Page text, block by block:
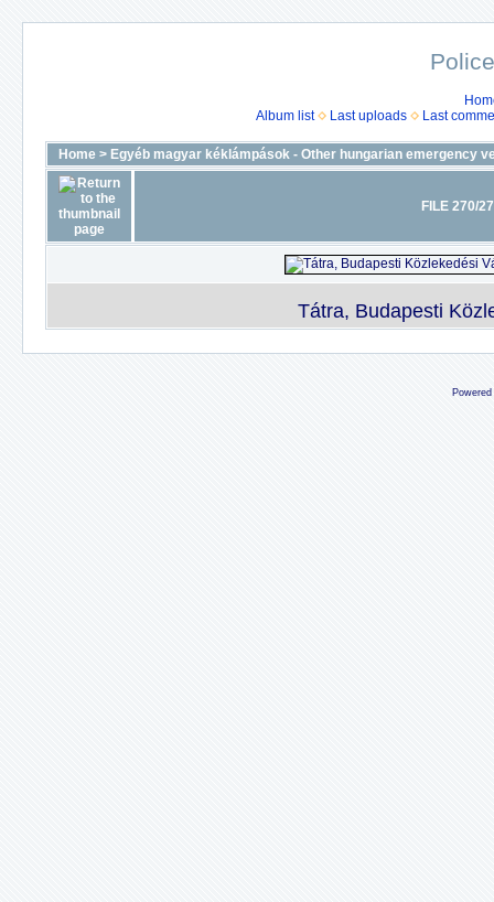
Album list
Last uploads Last
Home > Egyéb magyar kéklámpások - Other hungarian emergency
FILE 270/
Tátra, Budapesti